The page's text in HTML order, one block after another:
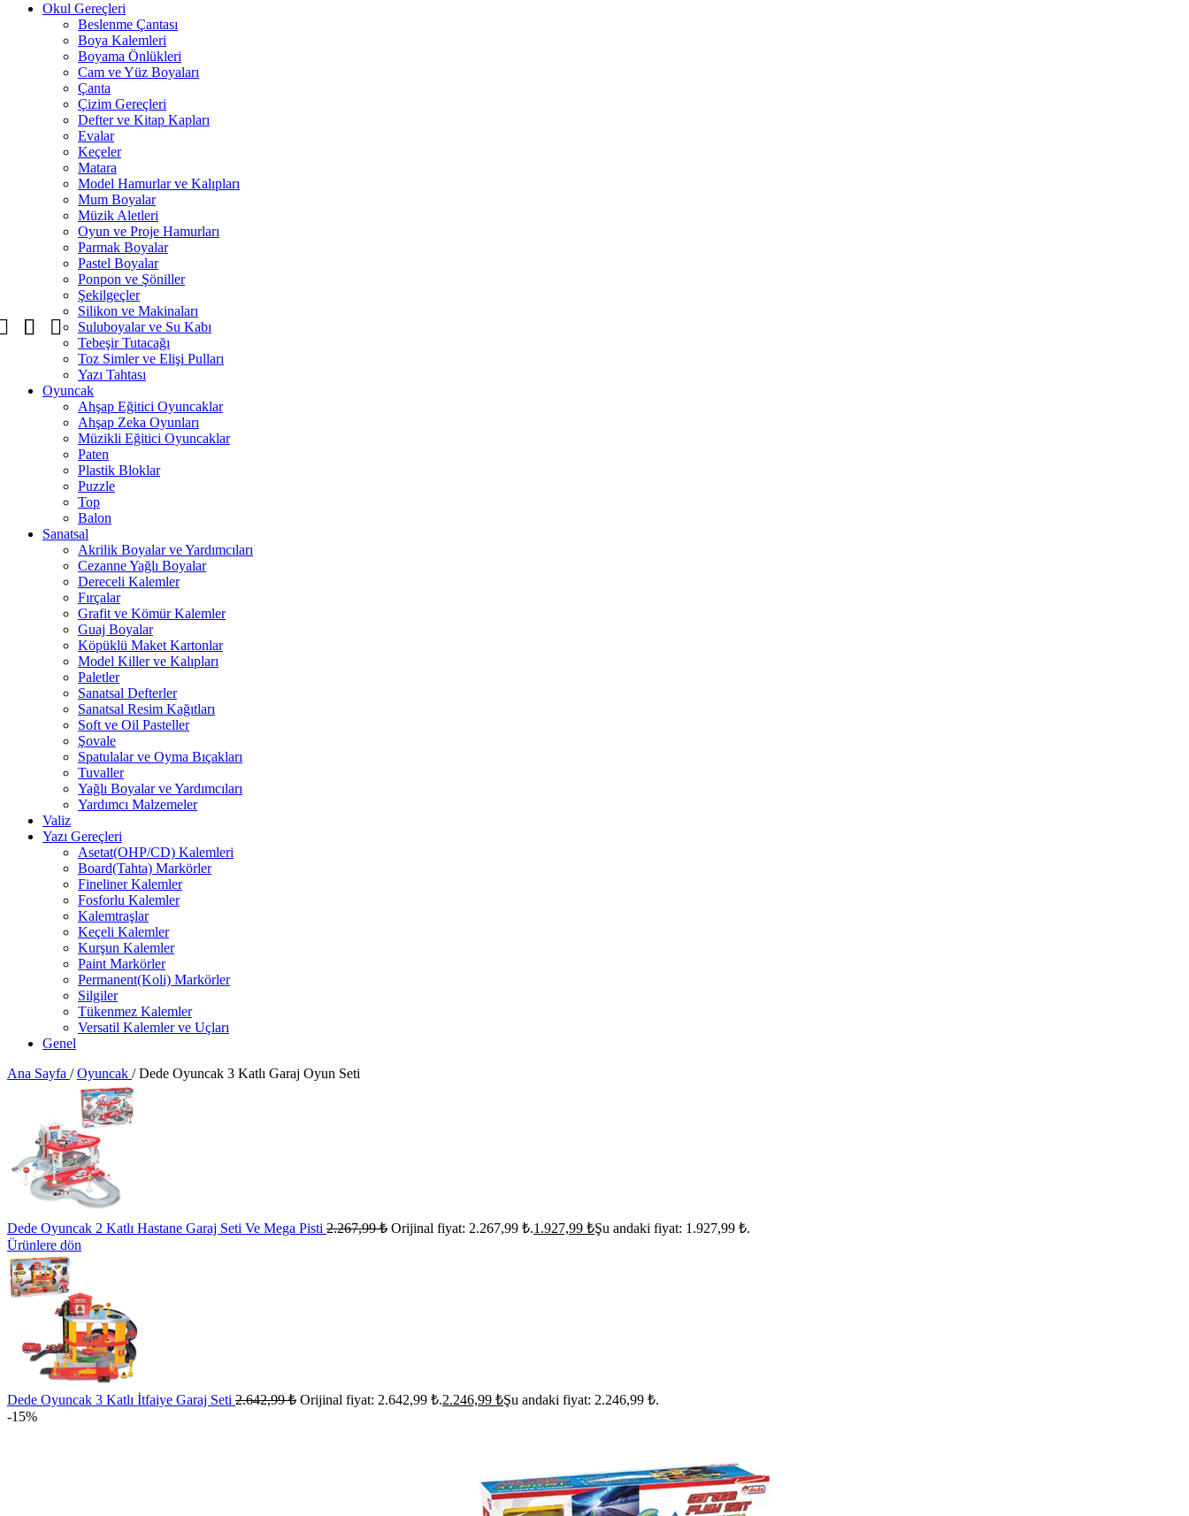
Okul Gereçleri
Beslenme Çantası
Boya Kalemleri
Boyama Önlükleri
Cam ve Yüz Boyaları
Çanta
Çizim Gereçleri
Defter ve Kitap Kapları
Evalar
Keçeler
Matara
Model Hamurlar ve Kalıpları
Mum Boyalar
Müzik Aletleri
Oyun ve Proje Hamurları
Parmak Boyalar
Pastel Boyalar
Ponpon ve Şöniller
Şekilgeçler
Silikon ve Makinaları
Suluboyalar ve Su Kabı
Tebeşir Tutacağı
Toz Simler ve Elişi Pulları
Yazı Tahtası
Oyuncak
Ahşap Eğitici Oyuncaklar
Ahşap Zeka Oyunları
Müzikli Eğitici Oyuncaklar
Paten
Plastik Bloklar
Puzzle
Top
Balon
Sanatsal
Akrilik Boyalar ve Yardımcıları
Cezanne Yağlı Boyalar
Dereceli Kalemler
Fırçalar
Grafit ve Kömür Kalemler
Guaj Boyalar
Köpüklü Maket Kartonlar
Model Killer ve Kalıpları
Paletler
Sanatsal Defterler
Sanatsal Resim Kağıtları
Soft ve Oil Pasteller
Şovale
Spatulalar ve Oyma Bıçakları
Tuvaller
Yağlı Boyalar ve Yardımcıları
Yardımcı Malzemeler
Valiz
Yazı Gereçleri
Asetat(OHP/CD) Kalemleri
Board(Tahta) Markörler
Fineliner Kalemler
Fosforlu Kalemler
Kalemtraşlar
Keçeli Kalemler
Kurşun Kalemler
Paint Markörler
Permanent(Koli) Markörler
Silgiler
Tükenmez Kalemler
Versatil Kalemler ve Uçları
Genel
Ana Sayfa / Oyuncak / Dede Oyuncak 3 Katlı Garaj Oyun Seti
Dede Oyuncak 2 Katlı Hastane Garaj Seti Ve Mega Pisti 2.267,99₺ Orijinal fiyat: 2.267,99 ₺.1.927,99 ₺Şu andaki fiyat: 1.927,99 ₺.
Ürünlere dön
Dede Oyuncak 3 Katlı İtfaiye Garaj Seti 2.642,99₺ Orijinal fiyat: 2.642,99 ₺.2.246,99 ₺Şu andaki fiyat: 2.246,99 ₺.
-15%